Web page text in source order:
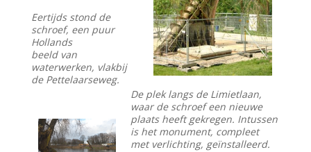
Eertijds stond de
schroef, een puur
Hollands
beeld van
waterwerken, vlakbij
de Pettelaarseweg.
De plek langs de Limietlaan,
waar de schroef een nieuwe
plaats heeft gekregen. Intussen
is het monument, compleet
met verlichting, geïnstalleerd.